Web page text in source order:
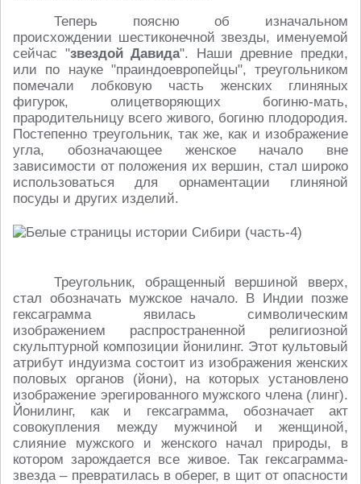
Теперь поясню об изначальном
происхождении шестиконечной звезды, именуемой
сейчас "звездой Давида". Наши древние предки,
или по науке "праиндоевропейцы", треугольником
помечали лобковую часть женских глиняных
фигурок, олицетворяющих богиню-мать,
прародительницу всего живого, богиню плодородия.
Постепенно треугольник, так же, как и изображение
угла, обозначающее женское начало вне
зависимости от положения их вершин, стал широко
использоваться для орнаментации глиняной
посуды и других изделий.
Треугольник, обращенный вершиной вверх,
стал обозначать мужское начало. В Индии позже
гексаграмма явилась символическим
изображением распространенной религиозной
скульптурной композиции йонилинг. Этот культовый
атрибут индуизма состоит из изображения женских
половых органов (йони), на которых установлено
изображение эрегированного мужского члена (линг).
Йонилинг, как и гексаграмма, обозначает акт
совокупления между мужчиной и женщиной,
слияние мужского и женского начал природы, в
котором зарождается все живое. Так гексаграмма-
звезда – превратилась в оберег, в щит от опасности